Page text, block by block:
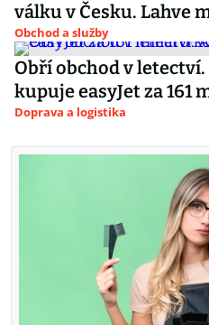
válku v Česku. Lahve
Obchod a služby
Obří obchod v
kupuje easyJet za 161
Doprava a logistika